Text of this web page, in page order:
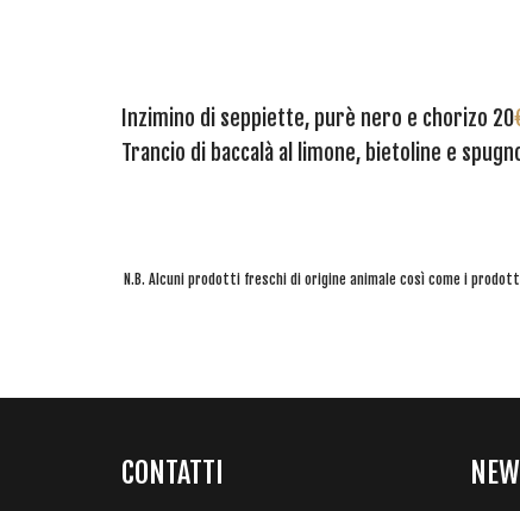
Inzimino di seppiette, purè nero e chorizo 20
Trancio di baccalà al limone, bietoline e
N.B. Alcuni prodotti freschi di origine animale così come i
CONTATTI